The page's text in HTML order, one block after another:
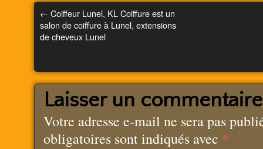
← Coiffeur Lunel, KL Coiffure est un
salon de coiffure à Lunel, extensions
de cheveux Lunel
Laisser un commentaire
Votre adresse e-mail ne sera pas
obligatoires sont indiqués avec *